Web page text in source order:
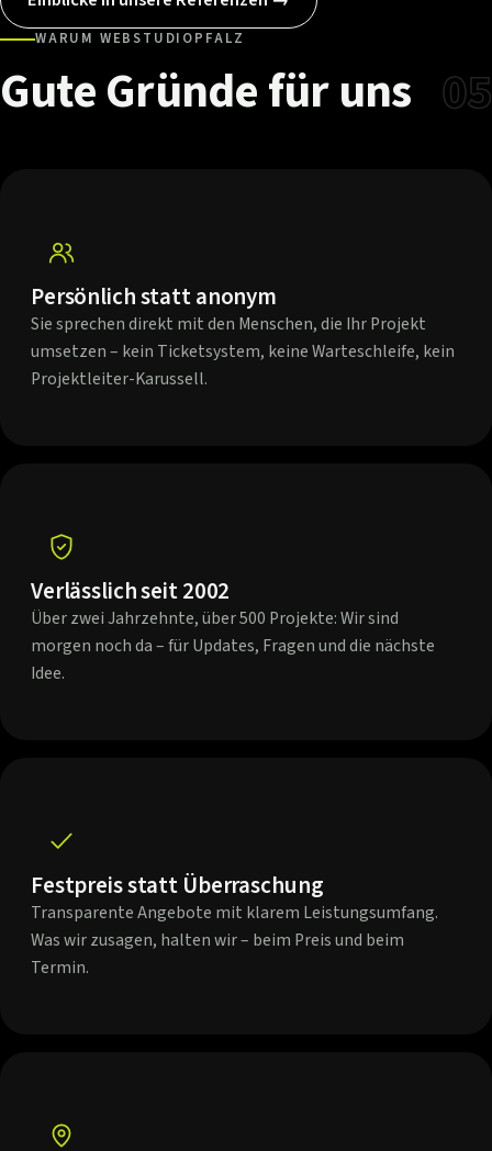
WARUM WEBSTUDIOPFALZ
GuteGründefüruns 05
Persönlich statt anonym
Sie sprechen direkt mit den Menschen, die Ihr Projekt
umsetzen – kein Ticketsystem, keine Warteschleife, kein
Projektleiter-Karussell.
Verlässlich seit 2002
Über zwei Jahrzehnte, über 500 Projekte: Wir sind
morgen noch da – für Updates, Fragen und die nächste
Idee.
Festpreis statt Überraschung
Transparente Angebote mit klarem Leistungsumfang.
Was wir zusagen, halten wir – beim Preis und beim
Termin.